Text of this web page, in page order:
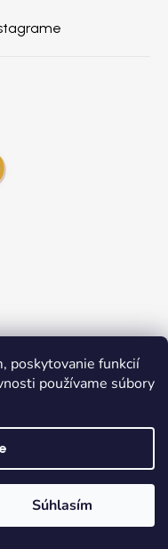
poskytovanie funkcií
používame súbory
Súhlasím